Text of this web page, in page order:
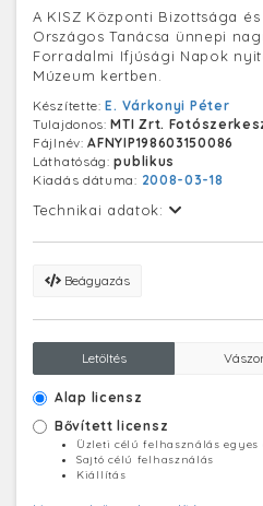
A KISZ Központi Bizottsága
Országos Tanácsa ünnepi
Forradalmi Ifjúsági Napok
Múzeum kertben.
Készítette:E. Várkonyi Péter
Tulajdonos:MTI Zrt.
Fájlnév:AFNYIP198603150086
Láthatóság:publikus
Kiadás dátuma: 2008-03-18
Technikai adatok:
Beágyazás
Letöltés
Alap licensz
Bővített licensz
Üzleti célú felhasználás egyes
Sajtó célú felhasználás
Kiállítás